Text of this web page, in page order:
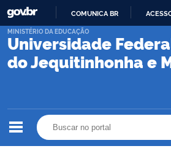
PARA
COMUNICA BR
Universidade
do Jequitinhonha e
MINISTÉRIO DA EDUCAÇÃO